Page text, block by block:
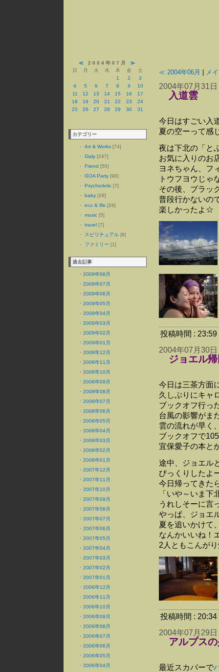
≪ 2004年07月 ≫
日
月 火 水 木 金
土
1
2
3
4
5 6 7 8 9
10
11
12 13 14 15 16
17
18
19 20 21 22 23
24
25
26 27 28 29 30 31
カテゴリー
・ Art & Works [74]
・
Dialy [247]
・
Friend [50]
・
GOA Party [90]
・
Psychedelic [7]
・
baby [28]
・
eco & life [26]
・
music [5]
・
travel [7]
・
スピリチュアル [8]
・
ファミリー [1]
過去記事
・ 2009年08月
・ 2009年07月
・ 2009年06月
・ 2009年05月
・ 2009年04月
・ 2009年03月
・ 2009年02月
・ 2009年01月
・ 2008年12月
・ 2008年11月
・ 2008年10月
・ 2008年09月
・ 2008年08月
・ 2008年07月
・ 2008年06月
・ 2008年05月
・ 2008年04月
・ 2008年03月
・ 2008年02月
・ 2008年01月
・ 2007年12月
・ 2007年11月
・ 2007年10月
・ 2007年09月
・ 2007年08月
・ 2007年07月
・ 2007年06月
・ 2007年05月
・ 2007年04月
・ 2007年03月
・ 2007年02月
・ 2007年01月
・ 2006年12月
・ 2006年11月
・ 2006年10月
・ 2006年09月
・ 2006年08月
・ 2006年07月
・ 2006年06月
・ 2006年05月
・ 2006年04月
≪ 2004年06月 メ
2004年07月31日
入道雲
今日はすごい入
夏の空ーって感
夜は下北の「と
お気に入りのお
ヨネちゃん、フ
トウフヨウじゃ
その後、ブラッ
普段行かないの
楽しかったよ☆
投稿時間 :
2004年07月30日
ジョエル
今日は三茶方面
久しぶりにキャ
ブックオフ行っ
台風の影響がま
雲の流れが早く
ブックオフで
宜保愛子の本と
途中、ジョエル
びっくりしたよ
今日帰ってきた
「いや～いま下
うれしそーに言
やっぱ、ジョエ
夏を追いかけて
なんかいいね！
2人ともこんが
投稿時間 :
2004年07月29日
アルプス
最近スカパーで